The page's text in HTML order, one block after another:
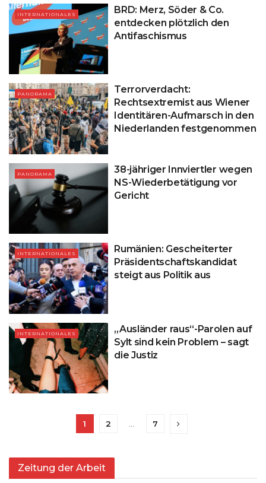
INTERNATIONALES
BRD: Merz, Söder & Co.
entdecken plötzlich den
Antifaschismus
PANORAMA
Terrorverdacht:
Rechtsextremist aus Wiener
Identitären-Aufmarsch in den
Niederlanden festgenommen
PANORAMA
38-jähriger Innviertler wegen
NS-Wiederbetätigung vor
Gericht
INTERNATIONALES
Rumänien: Gescheiterter
Präsidentschaftskandidat
steigt aus Politik aus
INTERNATIONALES
„Ausländer raus“-Parolen auf
Sylt sind kein Problem – sagt
die Justiz
1 2 … 7
Zeitung der Arbeit